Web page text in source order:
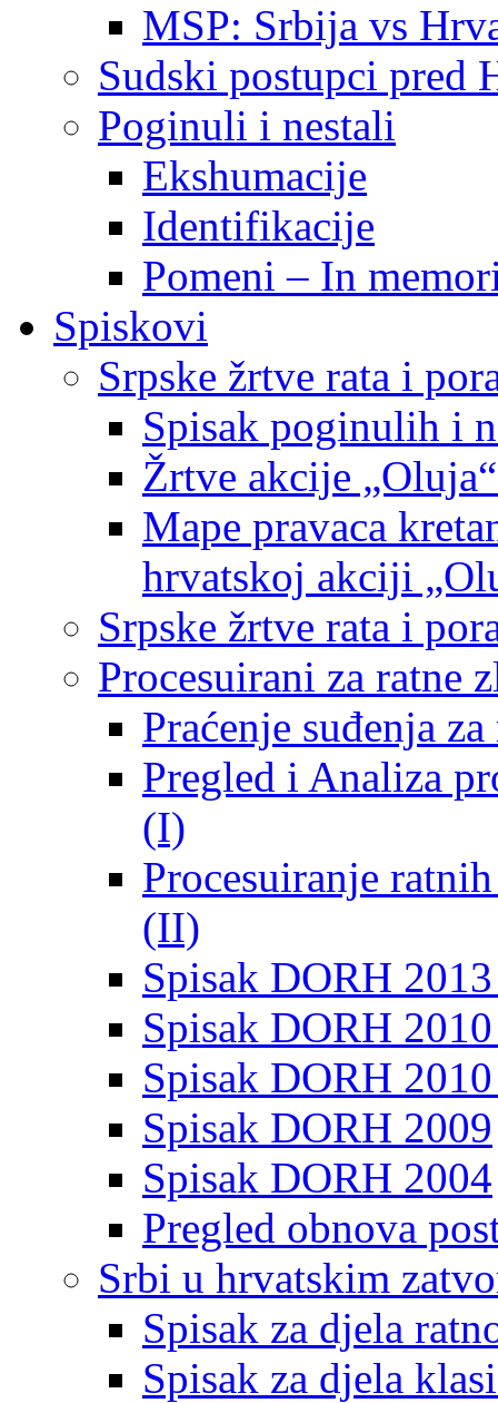
MSP: Srbija vs
Sudski postupci pred
Poginuli i nestali
Ekshumacije
Identifikacije
Pomeni – In
Spiskovi
Srpske žrtve rata i
Spisak poginulih i
Žrtve akcije
Mape pravaca
hrvatskoj akciji
Srpske žrtve rata i
Procesuirani za ratne
Praćenje suđenja
Pregled i Analiza
(I)
Procesuiranje
(II)
Spisak DORH
Spisak DORH
Spisak DORH
Spisak DORH 2009
Spisak DORH 2004
Pregled obnova
Srbi u hrvatskim
Spisak za djela
Spisak za djela